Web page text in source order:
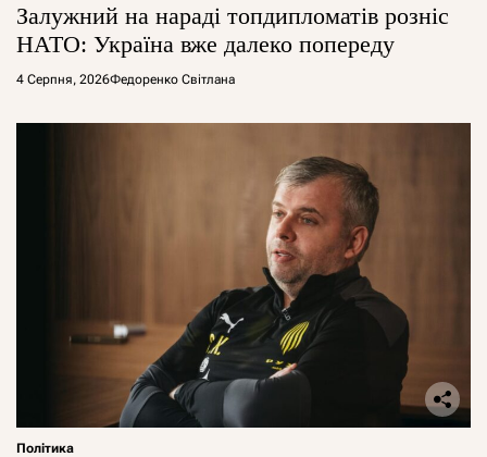
Залужний на нараді топдипломатів розніс
НАТО: Україна вже далеко попереду
4 Серпня, 2026Федоренко Світлана
Політика